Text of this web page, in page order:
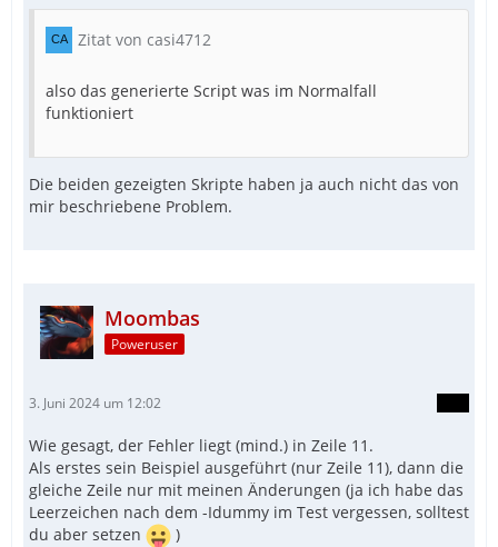
Zitat von casi4712
also das generierte Script was im Normalfall
funktioniert
Die beiden gezeigten Skripte haben ja auch nicht das von
mir beschriebene Problem.
Moombas
Poweruser
3. Juni 2024 um 12:02
Wie gesagt, der Fehler liegt (mind.) in Zeile 11.
Als erstes sein Beispiel ausgeführt (nur Zeile 11), dann die
gleiche Zeile nur mit meinen Änderungen (ja ich habe das
Leerzeichen nach dem -Idummy im Test vergessen, solltest
du aber setzen
)